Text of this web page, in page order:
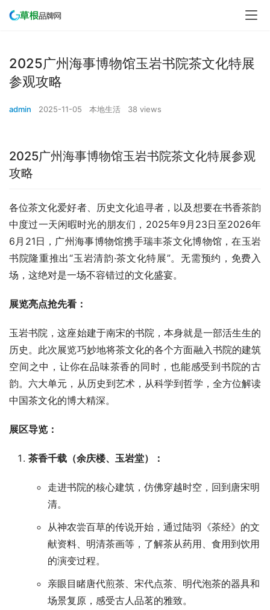
2025广州海事博物馆玉岩书院茶文化特展
参观攻略
admin 2025-11-05 本地生活 38 views
2025广州海事博物馆玉岩书院茶文化特展参观
攻略
各位茶文化爱好者、历史文化追寻者，以及想要在书香茶韵
中度过一天闲暇时光的朋友们，2025年9月23日至2026年
6月21日，广州海事博物馆携手瑞丰茶文化博物馆，在玉岩
书院隆重推出“玉岩清韵·茶文化特展”。无需预约，免费入
场，这绝对是一场不容错过的文化盛宴。
展览亮点抢先看：
玉岩书院，这座始建于南宋的书院，本身就是一部活生生的
历史。此次展览巧妙地将茶文化的各个方面融入书院的建筑
空间之中，让你在品味茶香的同时，也能感受到书院的古
韵。六大单元，从历史到艺术，从科学到哲学，全方位解读
中国茶文化的博大精深。
展区导览：
茶香千载（余庆楼、玉岩堂）：
走进书院的核心建筑，仿佛穿越时空，回到唐宋明
清。
从神农尝百草的传说开始，通过陆羽《茶经》的文
献资料、明清茶画等，了解茶从药用、食用到饮用
的演变过程。
亲眼目睹唐代煎茶、宋代点茶、明代泡茶的器具和
场景复原，感受古人品茗的雅致。